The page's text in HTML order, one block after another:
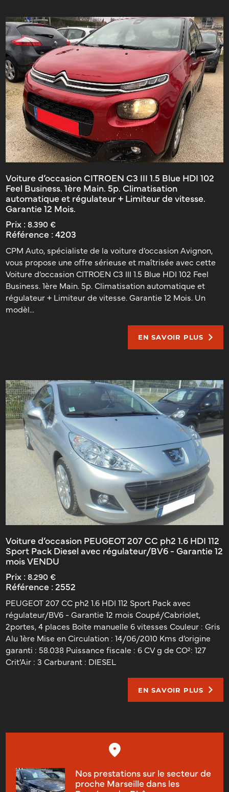
Voiture d’occasion CITROEN C3 III 1.5 Blue HDI 102
Feel Business. 1ère Main. 5p. Climatisation
automatique et régulateur + Limiteur de vitesse.
Garantie 12 Mois.
Prix :8.390 €
Référence :4203
CPM Auto, spécialiste de la voiture d’occasion Avignon,
vous propose une offre sérieuse et maîtrisée avec cette
Voiture d’occasion CITROEN C3 III 1.5 Blue HDI 102 Feel
Business. 1ère Main. 5p. Climatisation automatique et
régulateur + Limiteur de vitesse. Garantie 12 Mois. Un
modèl...
EN SAVOIR PLUS
Voiture d’occasion PEUGEOT 207 CC ph2 1.6 HDI 112
Sport Pack Diesel avec régulateur/BV6 - Garantie 12
mois VENDU
Prix :8.290 €
Référence :2552
PEUGEOT 207 CC ph2 1.6 HDI 112 Sport Pack avec
régulateur/BV6 - Garantie 12 mois Coupé/Cabriolet,
2portes, 4 places Boite manuelle 6 vitesses Couleur : Gris
Alu 1ère Mise en Circulation : 14/06/2010 Kms d’origine
garanti : 58.038 Puissance fiscale : 6 CV g de CO²: 127
Crit’Air : 3 Carburant : DIESEL
EN SAVOIR PLUS
Nos prestations sur le secteur de
proche Marseille dans les